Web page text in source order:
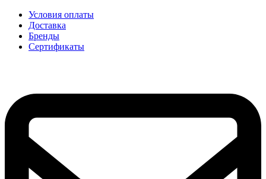
Условия оплаты
Доставка
Бренды
Сертификаты